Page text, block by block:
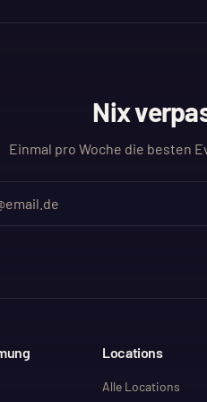
Nix
Einmal pro Woche die besten
Locations
Alle Locations